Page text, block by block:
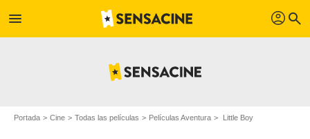
menu profil search
Portada Cine Todas las películas Películas Aventura Little Boy